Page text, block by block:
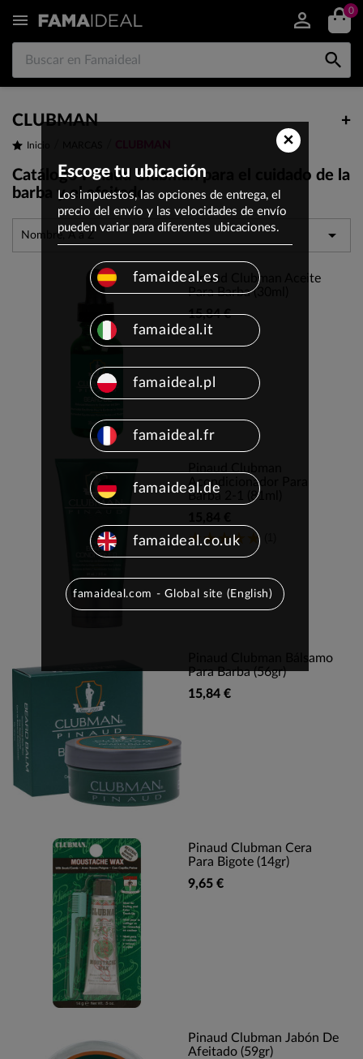
 0

CLUBMAN +
Inicio
Catálogo Pinaud Clubman para el cuidado de la
barba y el afeitado
Nombre, A a Z 
Pinaud Clubman Aceite
Para Barba (30ml)
15,84 €
Acondicionador Para
Barba 2-1 (81ml)
Pinaud Clubman Bálsamo
Para Barba (56gr)
15,84 €
Pinaud Clubman Cera
Para Bigote (14gr)
9,65 €
Pinaud Clubman Jabón De
Afeitado (59gr)
×
Escoge tu ubicación
Los impuestos, las opciones de entrega, el
precio del envío y las velocidades de envío
pueden variar para diferentes ubicaciones.
famaideal.es
famaideal.it
famaideal.pl
famaideal.fr
famaideal.de
famaideal.co.uk
famaideal.com - Global site (English)